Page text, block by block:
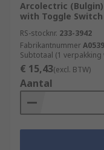
Arcolectric
with Toggle Switch
RS-stocknr. 233-3942
Fabrikantnummer
Subtotaal (1 verpakking
€ 15,43(excl. BTW)
Aantal